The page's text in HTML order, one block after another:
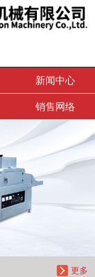
新闻中心
销售网络
更多
搜索